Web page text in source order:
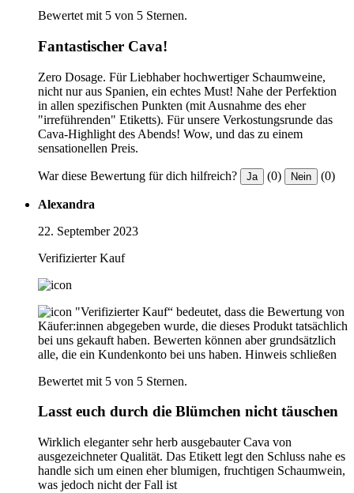
Bewertet mit 5 von 5 Sternen.
Fantastischer Cava!
Zero Dosage. Für Liebhaber hochwertiger Schaumweine,
nicht nur aus Spanien, ein echtes Must! Nahe der Perfektion
in allen spezifischen Punkten (mit Ausnahme des eher
"irreführenden" Etiketts). Für unsere Verkostungsrunde das
Cava-Highlight des Abends! Wow, und das zu einem
sensationellen Preis.
War diese Bewertung für dich hilfreich? Ja (0) Nein (0)
Alexandra
22. September 2023
Verifizierter Kauf
"Verifizierter Kauf“ bedeutet, dass die Bewertung von
Käufer:innen abgegeben wurde, die dieses Produkt tatsächlich
bei uns gekauft haben. Bewerten können aber grundsätzlich
alle, die ein Kundenkonto bei uns haben. Hinweis schließen
Bewertet mit 5 von 5 Sternen.
Lasst euch durch die Blümchen nicht täuschen
Wirklich eleganter sehr herb ausgebauter Cava von
ausgezeichneter Qualität. Das Etikett legt den Schluss nahe es
handle sich um einen eher blumigen, fruchtigen Schaumwein,
was jedoch nicht der Fall ist